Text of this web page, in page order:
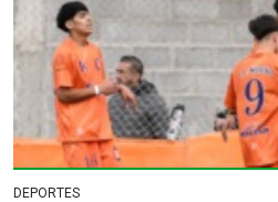
DEPORTES